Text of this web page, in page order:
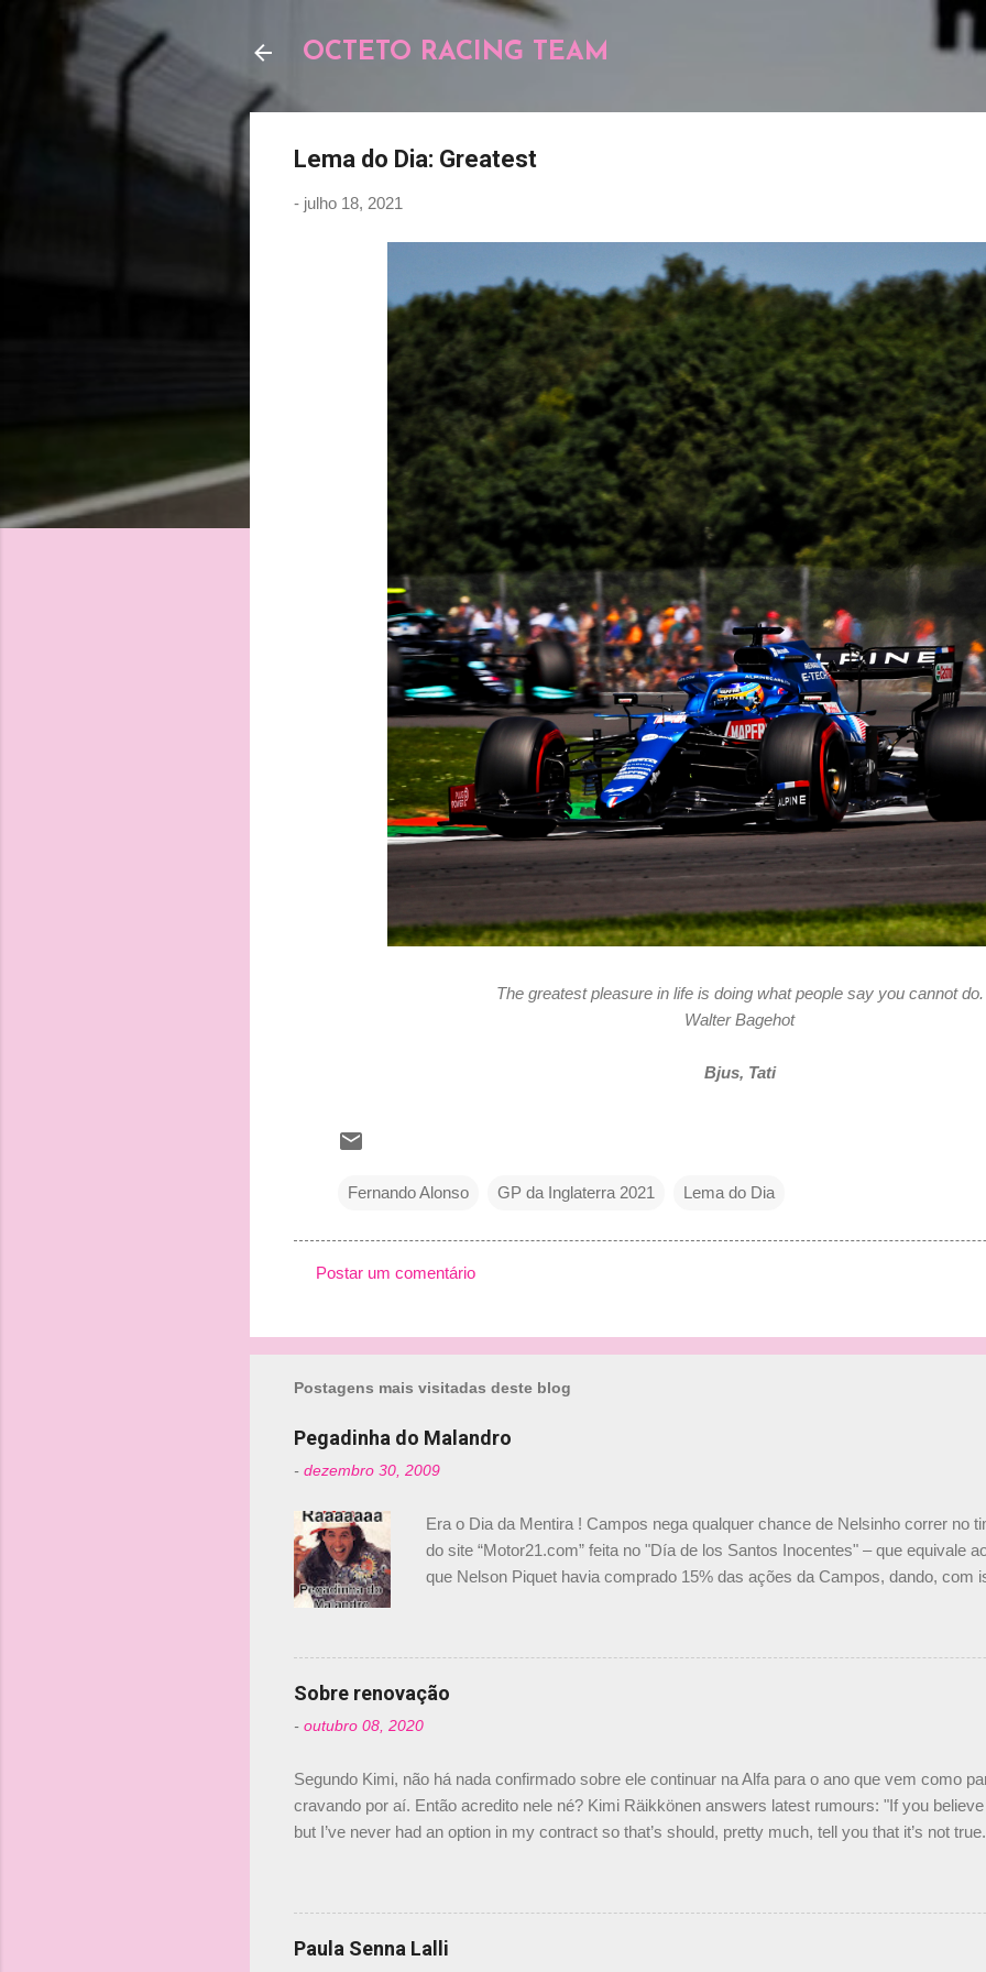
OCTETO RACING TEAM
Lema do Dia: Greatest
- julho 18, 2021
The greatest pleasure in life is doing what people say you cannot
Walter Bagehot
Bjus, Tati
Fernando Alonso GP da Inglaterra 2021 Lema do Dia
m
e
t
á
r
i
o
s
Postar um comentário
Postagens mais visitadas deste blog
Pegadinha do Malandro
- dezembro 30, 2009
Era o Dia da Mentira ! Campos nega qualquer chance de Nelsinho correr no
do site “Motor21.com” feita no "Día de los Santos Inocentes" – que equivale
que Nelson Piquet havia comprado 15% das ações da Campos, dando, com
verdade, nós recebemos uma oferta de Piquet", admitiu Audetto. “Mas
Senna, não podemos ter dois brasileiros”, explicou, dizendo ainda que não
Sobre renovação
- outubro 08, 2020
Segundo Kimi, não há nada confirmado sobre ele continuar na Alfa para o ano que vem como
cravando por aí. Então acredito nele né? Kimi Räikkönen answers latest rumours: "If you believe
but I’ve never had an option in my contract so that’s should, pretty much, tell you that it’s not
@RGrosjean ! #EifelGP 🇩🇪 #F1 pic.twitter.com/GSAu1LWnwW — Formula 1 (@F1) October
Paula Senna Lalli